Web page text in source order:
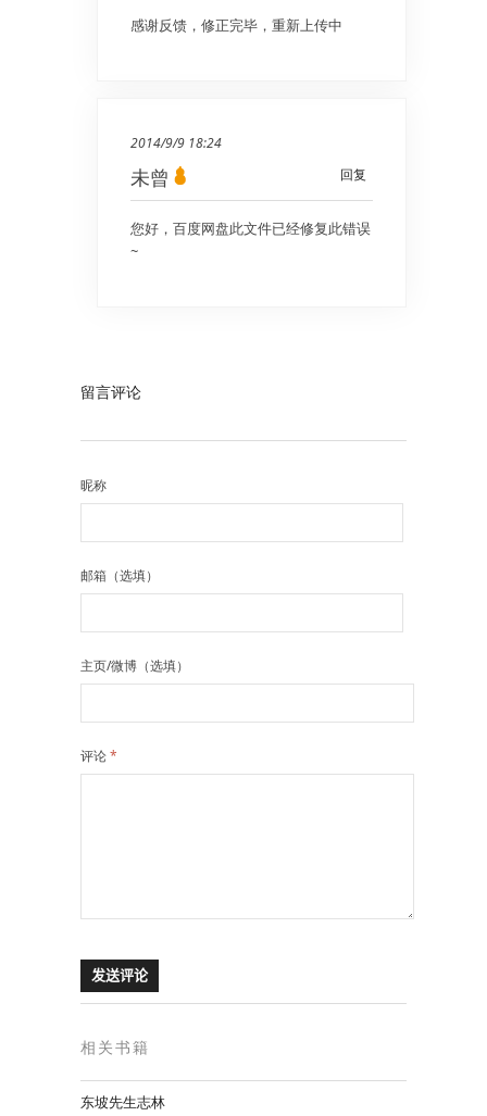
感谢反馈，修正完毕，重新上传中
2014/9/9 18:24
回复
未曾
您好，百度网盘此文件已经修复此错误
~
留言评论
昵称
邮箱（选填）
主页/微博（选填）
评论*
相关书籍
东坡先生志林